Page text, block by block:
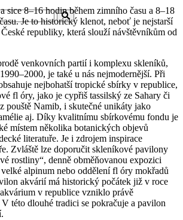
sice 8–16 hodin během zimního času a 8–18
Je to historický klenot, neboť je nejstarší
republiky, která slouží návštěvníkům od
venkovních partií i komplexu skleníků,
je také u nás nejmodernější. Při
nejbohatší tropické sbírky v republice,
fl óry, jako je cypřiš tassilský ze Sahary či
pouště Namib, i skutečné unikáty jako
aj. Díky kvalitnímu sbírkovému fondu je
místem několika botanických objevů
literatuře. Je i zdrojem inspirace
Zvláště lze doporučit skleníkové pavilony
rostliny“, denně obměňovanou expozici
alpinum nebo oddělení fl óry mokřadů
akvárií má historický počátek již v roce
v republice vzniklo právě
této dlouhé tradici se pokračuje a pavilon